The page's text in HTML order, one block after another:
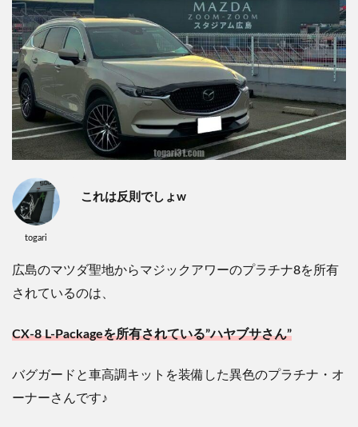
togari
これは反則でしょw
広島のマツダ聖地からマジックアワーのプラチナ8を所有
されているのは、
CX-8 L-Packageを所有されている”ハヤブサさん”
バグガードと車高調キットを装備した異色のプラチナ・オ
ーナーさんです♪